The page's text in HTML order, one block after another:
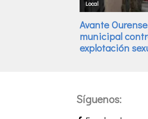
Síguenos: